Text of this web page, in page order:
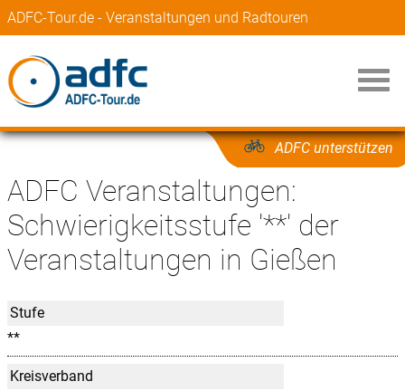
ADFC-Tour.de - Veranstaltungen und Radtouren
ADFC unterstützen
ADFC Veranstaltungen:
Schwierigkeitsstufe '**' der
Veranstaltungen in Gießen
Stufe
**
Kreisverband